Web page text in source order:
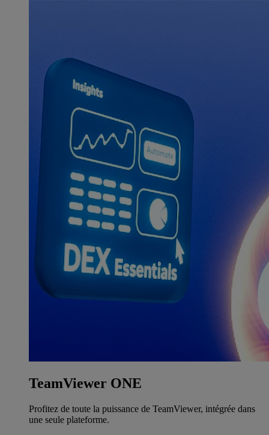
TeamViewer ONE
Profitez de toute la puissance de TeamViewer, intégrée dans
une seule plateforme.